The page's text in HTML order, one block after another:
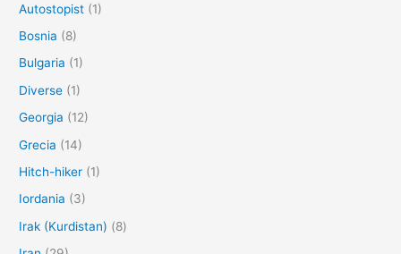
Autostopist (1)
Bosnia (8)
Bulgaria (1)
Diverse (1)
Georgia (12)
Grecia (14)
Hitch-hiker (1)
Iordania (3)
Irak (Kurdistan) (8)